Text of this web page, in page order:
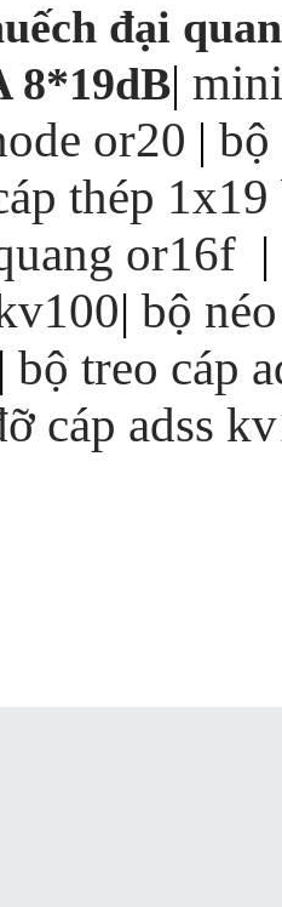
đại
8*19dB|
or20 | bộ
thép
or16f |
| bộ
| bộ treo cáp
cáp adss